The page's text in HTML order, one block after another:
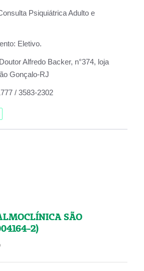
Psiquiátrica Adulto e
Eletivo.
Alfredo Backer, n°374, loja
Gonçalo-RJ
/ 3583-2302
SÃO
2)